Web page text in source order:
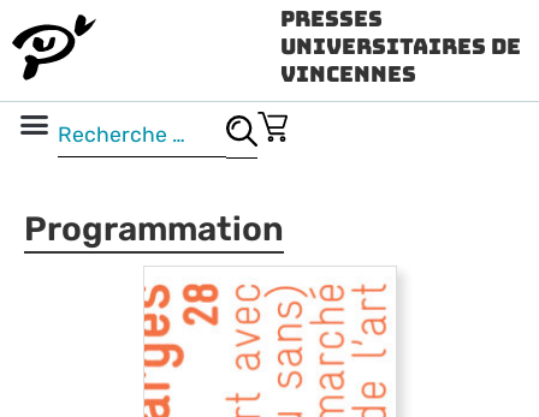
Presses
Universitaires de
Vincennes
Programmation